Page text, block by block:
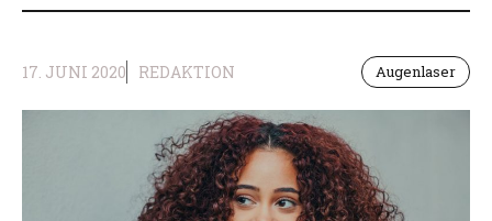
17. JUNI 2020 REDAKTION Augenlaser